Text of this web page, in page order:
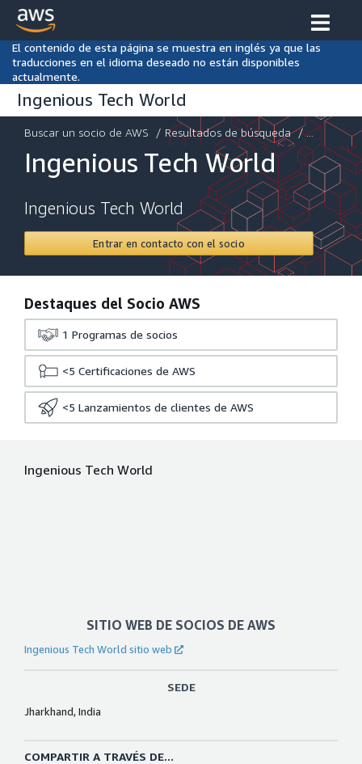
El contenido de esta página se muestra en inglés ya que las
traducciones en el idioma deseado no están disponibles
actualmente.
Ingenious Tech World
Buscar un socio de AWS / Resultados de búsqueda / ...
Ingenious Tech World
Ingenious Tech World
Entrar en contacto con el socio
Destaques del Socio AWS
1 Programas de socios
<5 Certificaciones de AWS
<5 Lanzamientos de clientes de AWS
Ingenious Tech World
SITIO WEB DE SOCIOS DE AWS
Ingenious Tech World sitio web
SEDE
Jharkhand, India
COMPARTIR A TRAVÉS DE...